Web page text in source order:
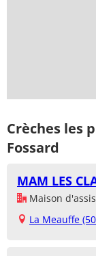
Crèches les
Fossard
MAM LES
Maison
La Meauffe